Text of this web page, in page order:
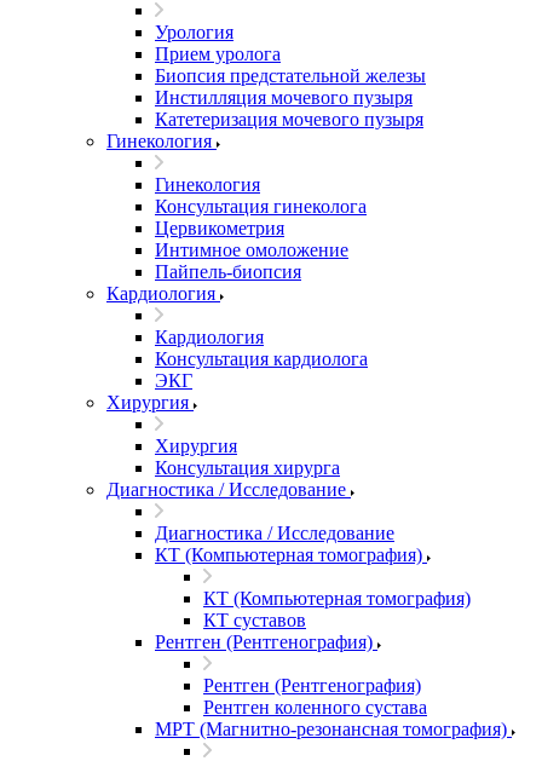
Урология
Прием уролога
Биопсия предстательной железы
Инстилляция мочевого пузыря
Катетеризация мочевого пузыря
Гинекология
Гинекология
Консультация гинеколога
Цервикометрия
Интимное омоложение
Пайпель-биопсия
Кардиология
Кардиология
Консультация кардиолога
ЭКГ
Хирургия
Хирургия
Консультация хирурга
Диагностика / Исследование
Диагностика / Исследование
КТ (Компьютерная томография)
КТ (Компьютерная томография)
КТ суставов
Рентген (Рентгенография)
Рентген (Рентгенография)
Рентген коленного сустава
МРТ (Магнитно-резонансная томография)